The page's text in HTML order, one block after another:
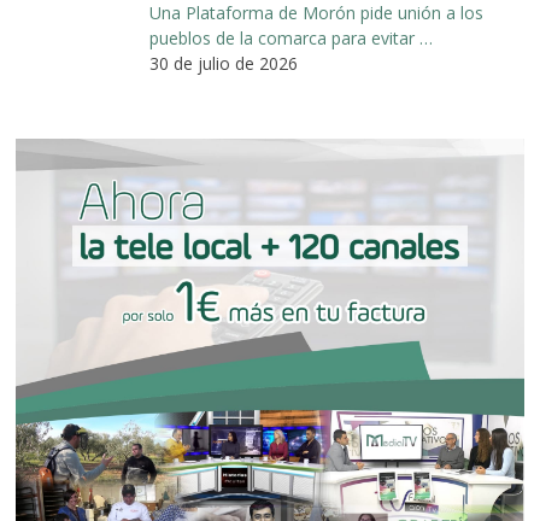
Una Plataforma de Morón pide unión a los
pueblos de la comarca para evitar …
30 de julio de 2026